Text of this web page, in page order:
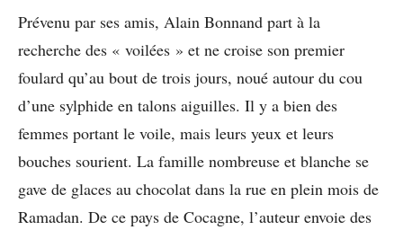
Prévenu par ses amis, Alain Bonnand part à la
recherche des « voilées » et ne croise son premier
foulard qu’au bout de trois jours, noué autour du cou
d’une sylphide en talons aiguilles. Il y a bien des
femmes portant le voile, mais leurs yeux et leurs
bouches sourient. La famille nombreuse et blanche se
gave de glaces au chocolat dans la rue en plein mois de
Ramadan. De ce pays de Cocagne, l’auteur envoie des